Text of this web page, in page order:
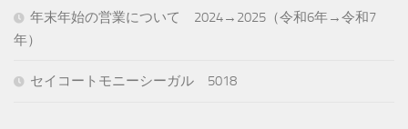
年末年始の営業について 2024→2025（令和6年→令和7
年）
セイコートモニーシーガル 5018